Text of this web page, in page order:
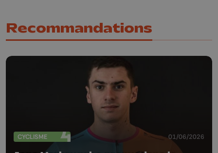
Recommandations
CYCLISME 01/06/2026